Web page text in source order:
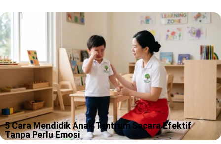
lebih cepat daripada kemampuan kita menahan tawa. Kami
sering melihat anak usia ini bisa berubah dari “peneliti
dinosaurus”…
5 Cara Mendidik Anak Tantrum Secara Efektif
Tanpa Perlu Emosi